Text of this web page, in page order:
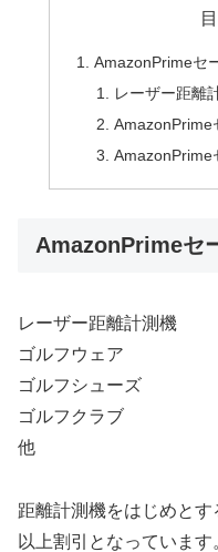
AmazonPrimeセ
レーザー距離
AmazonPrime
AmazonPrime
AmazonPrimeセ
レーザー距離計測機
ゴルフウェア
ゴルフシューズ
ゴルフクラブ
他
距離計測機をはじめと
以上割引となっています